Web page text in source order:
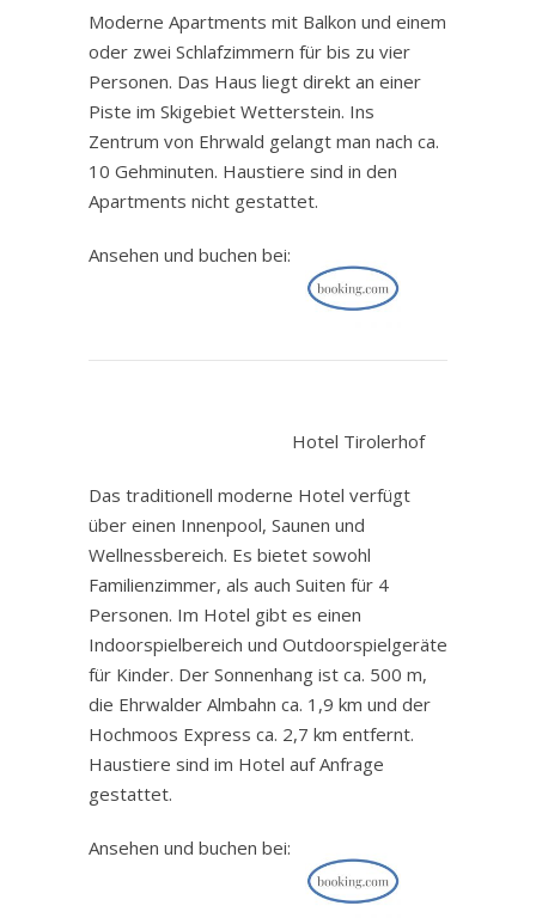
Moderne Apartments mit Balkon und einem
oder zwei Schlafzimmern für bis zu vier
Personen. Das Haus liegt direkt an einer
Piste im Skigebiet Wetterstein. Ins
Zentrum von Ehrwald gelangt man nach ca.
10 Gehminuten. Haustiere sind in den
Apartments nicht gestattet.
Ansehen und buchen bei:
Hotel Tirolerhof
Das traditionell moderne Hotel verfügt
über einen Innenpool, Saunen und
Wellnessbereich. Es bietet sowohl
Familienzimmer, als auch Suiten für 4
Personen. Im Hotel gibt es einen
Indoorspielbereich und Outdoorspielgeräte
für Kinder. Der Sonnenhang ist ca. 500 m,
die Ehrwalder Almbahn ca. 1,9 km und der
Hochmoos Express ca. 2,7 km entfernt.
Haustiere sind im Hotel auf Anfrage
gestattet.
Ansehen und buchen bei: